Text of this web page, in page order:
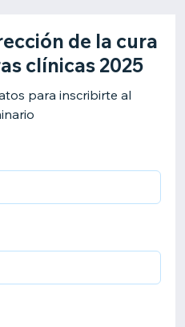
de la cura
clínicas 2025
para inscribirte al